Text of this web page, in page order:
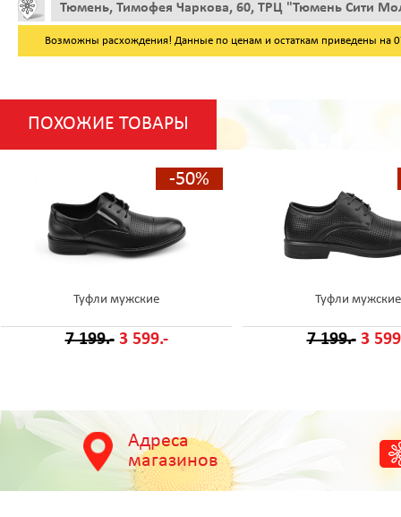
Тюмень, Тимофея Чаркова, 60, ТРЦ "Тюмень Сити
Возможны расхождения! Данные по ценам и остаткам приведены на
ПОХОЖИЕ ТОВАРЫ
-50%
Туфли мужские
7 199.- 3 599.-
Туфли мужские
7 199.- 3
Адреса
магазинов